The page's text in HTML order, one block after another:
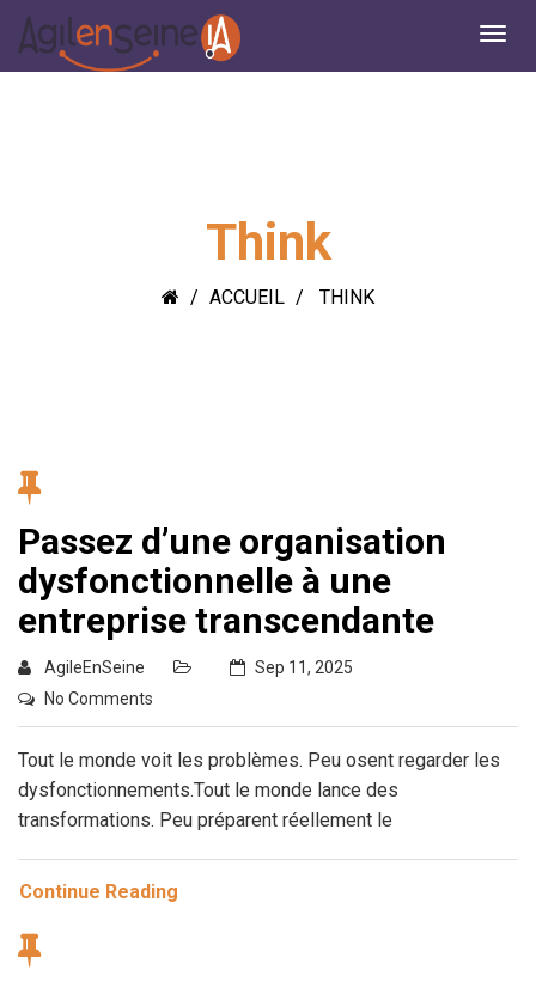
Think
ACCUEIL THINK
Passez d’une organisation
dysfonctionnelle à une
entreprise transcendante
AgileEnSeine
Sep 11, 2025
No Comments
Tout le monde voit les problèmes. Peu osent regarder les
dysfonctionnements.Tout le monde lance des
transformations. Peu préparent réellement le
Continue Reading